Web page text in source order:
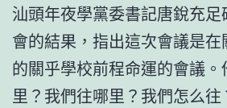
汕頭年夜學黨委書記唐銳充
會的結果，指出這次會議是
的關乎學校前程命運的會議。
里？我們往哪里？我們怎么往